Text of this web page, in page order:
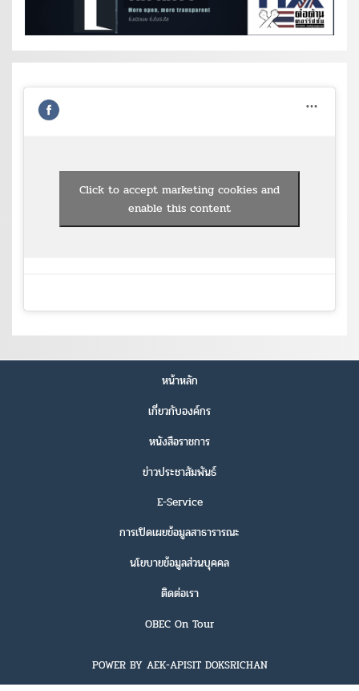
Click to accept marketing cookies and
enable this content
หน้าหลัก
เกี่ยวกับองค์กร
หนังสือราชการ
ข่าวประชาสัมพันธ์
E-Service
การเปิดเผยข้อมูลสาธารารณะ
นโยบายข้อมูลส่วนบุคคล
ติดต่อเรา
OBEC On Tour
POWER BY AEK-APISIT DOKSRICHAN